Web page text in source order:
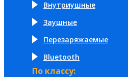
Внутриушные
Заушные
Перезаряжаемые
Bluetooth
По классу: